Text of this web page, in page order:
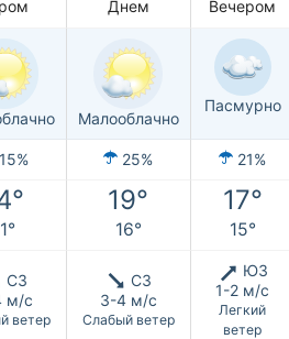
Днем Вечером
Малооблачно
Пасмурно
25% 21%
19° 17°
16° 15°
СЗ
м/с
ветер
СЗ
3-4 м/с
Слабый ветер
ЮЗ
1-2 м/с
Легкий
ветер